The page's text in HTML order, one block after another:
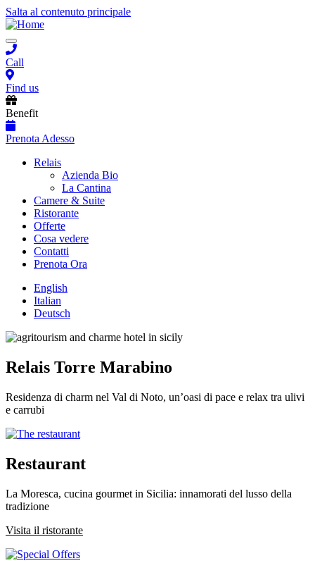
Salta al contenuto principale
Toggle
navigation
Call
Find us
Benefit
Prenota Adesso
Main
navigation
Relais
Azienda Bio
La Cantina
Camere & Suite
Ristorante
Offerte
Cosa vedere
Contatti
Prenota Ora
English
Italian
Deutsch
Relais Torre Marabino
Residenza di charm nel Val di Noto, un’oasi di pace e relax tra ulivi
e carrubi
Restaurant
La Moresca, cucina gourmet in Sicilia: innamorati del lusso della
tradizione
Visita il ristorante